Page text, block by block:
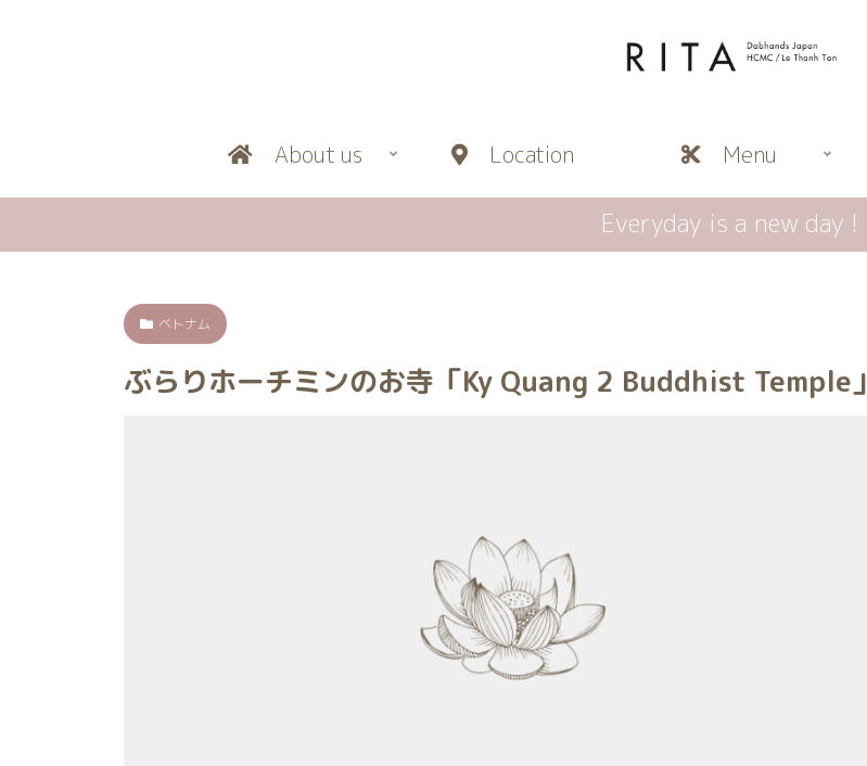
About us Location Menu
Everyday is a new day !
ベトナム
ぶらりホーチミンのお寺「Ky Quang 2 Buddhist Temple」